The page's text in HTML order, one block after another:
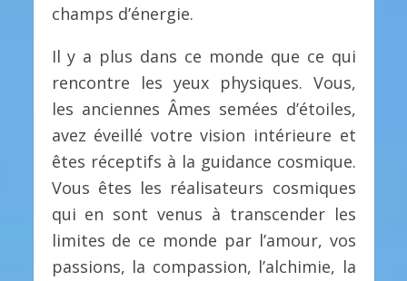
champs d’énergie.
Il y a plus dans ce monde que ce qui
rencontre les yeux physiques. Vous,
les anciennes Âmes semées d’étoiles,
avez éveillé votre vision intérieure et
êtes réceptifs à la guidance cosmique.
Vous êtes les réalisateurs cosmiques
qui en sont venus à transcender les
limites de ce monde par l’amour, vos
passions, la compassion, l’alchimie, la